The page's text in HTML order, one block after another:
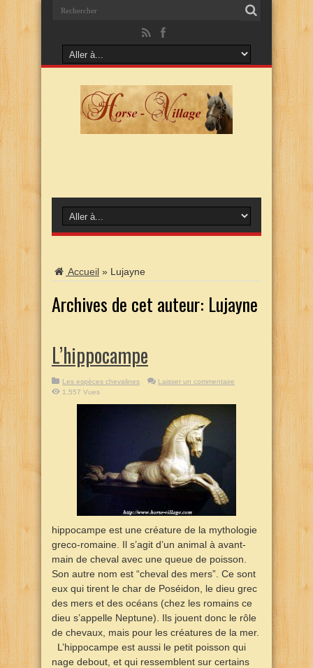
Accueil » Lujayne
Archives de cet auteur: Lujayne
L’hippocampe
Les espèces chevalines
Laisser un commentaire
1,557 Vues
hippocampe est une créature de la mythologie
greco-romaine. Il s’agit d’un animal à avant-
main de cheval avec une queue de poisson.
Son autre nom est “cheval des mers”. Ce sont
eux qui tirent le char de Poséidon, le dieu grec
des mers et des océans (chez les romains ce
dieu s’appelle Neptune). Ils jouent donc le rôle
de chevaux, mais pour les créatures de la mer.
L’hippocampe est aussi le petit poisson qui
nage debout, et qui ressemblent sur certains